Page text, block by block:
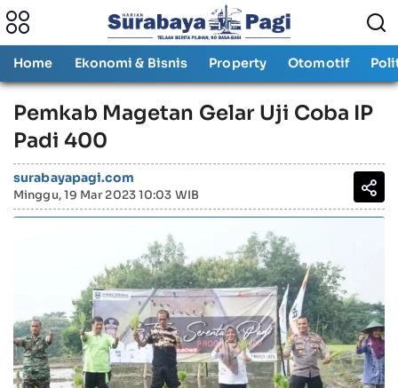
Home Ekonomi & Bisnis Property Otomotif
Pemkab Magetan Gelar Uji Coba IP
Padi 400
surabayapagi.com
Minggu, 19 Mar 2023 10:03 WIB